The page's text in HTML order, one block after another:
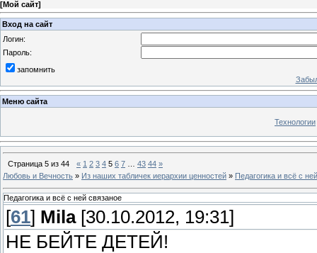
[Мой сайт]
Вход на сайт
Логин:
Пароль:
запомнить
Меню сайта
Технологии
Страница 5 из 44 « 1 2 3 4 5 6 7 43 44 »
Любовь и Вечность » Из наших табличек иерархии ценностей » Педагогика и всё с
Педагогика и всё с ней связаное
[61] Mila[30.10.2012, 19:31]
НЕ БЕЙТЕ ДЕТЕЙ!